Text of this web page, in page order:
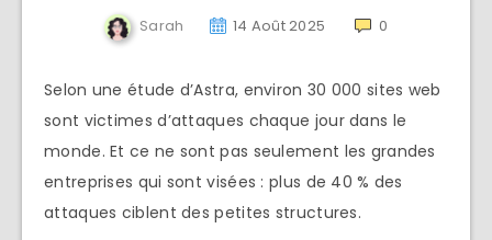
Sarah 14 Août 2025 0
Selon une étude d’Astra, environ 30 000 sites web
sont victimes d’attaques chaque jour dans le
monde. Et ce ne sont pas seulement les grandes
entreprises qui sont visées : plus de 40 % des
attaques ciblent des petites structures.